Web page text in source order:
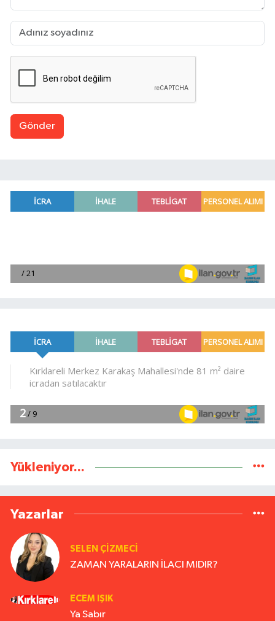
Gönder
Yükleniyor...
Yazarlar
SELEN ÇİZMECİ
ZAMAN YARALARIN İLACI MIDIR?
ECEM IŞIK
Ya Sabır